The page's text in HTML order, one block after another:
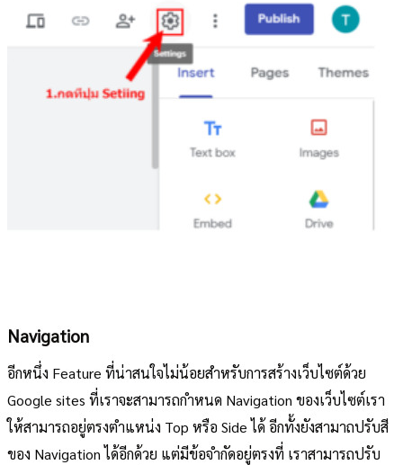
Navigation
อีกหนึ่ง Feature ที่น่าสนใจไม่น้อยสำหรับการสร้างเว็บไซต์ด้วย
Google sites ที่เราจะสามารถกำหนด Navigation ของเว็บไซต์เรา
ให้สามารถอยู่ตรงตำแหน่ง Top หรือ Side ได้ อีกทั้งยังสามาถปรับสี
ของ Navigation ได้อีกด้วย แต่มีข้อจำกัดอยู่ตรงที่ เราสามารถปรับ